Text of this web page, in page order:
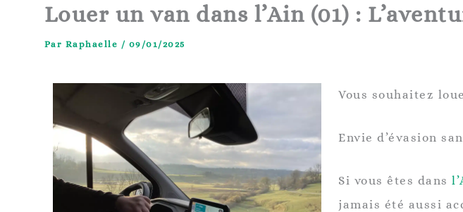
Louer un van dans l’Ain (01) :
Par Raphaelle / 09/01/2025
Vous souhaitez
Envie d’évasion
Si vous êtes dans
jamais été aussi